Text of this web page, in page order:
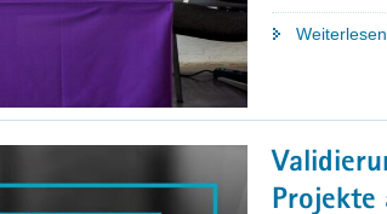
Weiterlesen
Projekte